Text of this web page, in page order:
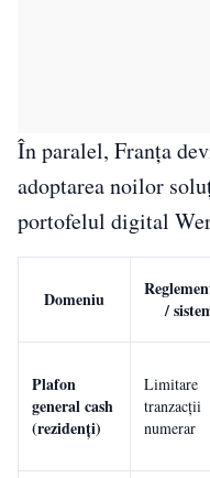
În paralel, Franța
adoptarea noilor
portofelul digital
Domeniu
/
Plafon
general cash
(rezidenți)
Limitare
tranzacții
numerar